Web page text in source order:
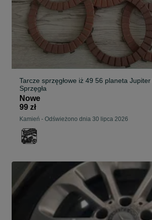
Tarcze sprzęgłowe iż 49 56 planeta
Sprzęgła
Nowe
99 zł
Kamień - Odświeżono dnia 30 lipca 2026